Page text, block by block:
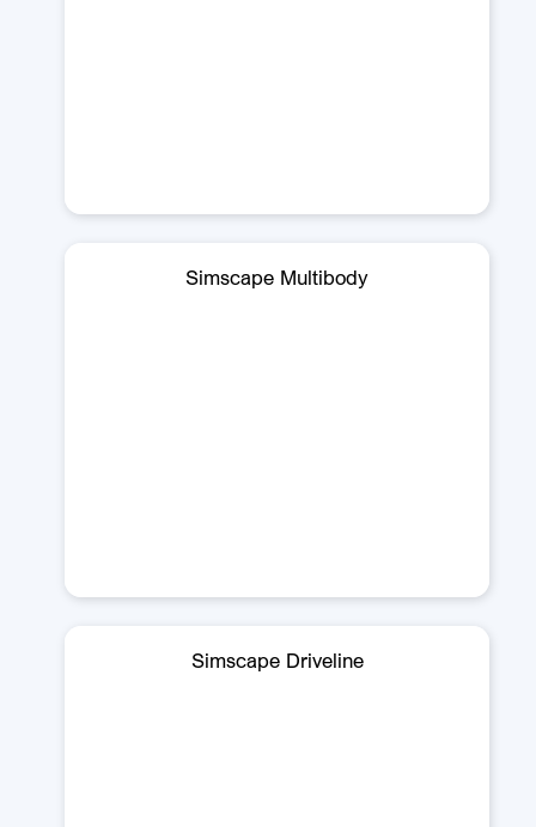
Simscape Multibody
Simscape Driveline